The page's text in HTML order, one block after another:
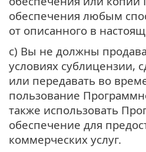
обеспечения любым
от описанного в
c) Вы не должны
условиях сублицензии,
или передавать во
пользование
также использовать
обеспечение для
коммерческих услуг.